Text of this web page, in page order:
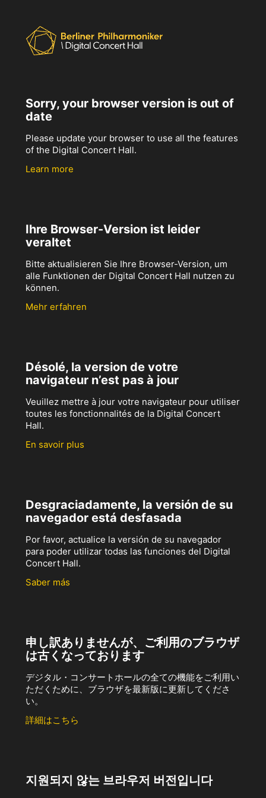
Sorry, your browser version is out of
date
Please update your browser to use all the features
of the Digital Concert Hall.
Learn more
Ihre Browser-Version ist leider
veraltet
Bitte aktualisieren Sie Ihre Browser-Version, um
alle Funktionen der Digital Concert Hall nutzen zu
können.
Mehr erfahren
Désolé, la version de votre
navigateur n’est pas à jour
Veuillez mettre à jour votre navigateur pour utiliser
toutes les fonctionnalités de la Digital Concert
Hall.
En savoir plus
Desgraciadamente, la versión de su
navegador está desfasada
Por favor, actualice la versión de su navegador
para poder utilizar todas las funciones del Digital
Concert Hall.
Saber más
申し訳ありませんが、ご利用のブラウザ
は古くなっております
デジタル・コンサートホールの全ての機能をご利用い
ただくために、ブラウザを最新版に更新してくださ
い。
詳細はこちら
지원되지 않는 브라우저 버전입니다